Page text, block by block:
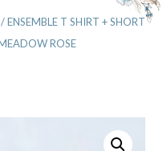
/ ENSEMBLE T SHIRT + SHORT
ROSE